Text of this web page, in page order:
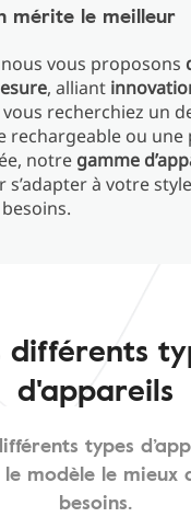
mérite le meilleur
vous proposons
, alliant
vous recherchiez un
rechargeable ou une
notre gamme
s’adapter à votre
différents
d'appareils
types
le modèle le mieux
besoins.